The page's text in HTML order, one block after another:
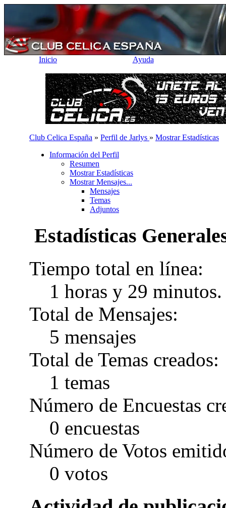
Inicio Ayuda
Club Celica España » Perfil de Jarlys » Mostrar Estadísticas
Información del Perfil
Resumen
Mostrar Estadísticas
Mostrar Mensajes...
Mensajes
Temas
Adjuntos
Estadísticas
Tiempo total en línea:
1 horas y 29 minutos.
Total de Mensajes:
5 mensajes
Total de Temas creados:
1 temas
Número de Encuestas
0 encuestas
Número de Votos
0 votos